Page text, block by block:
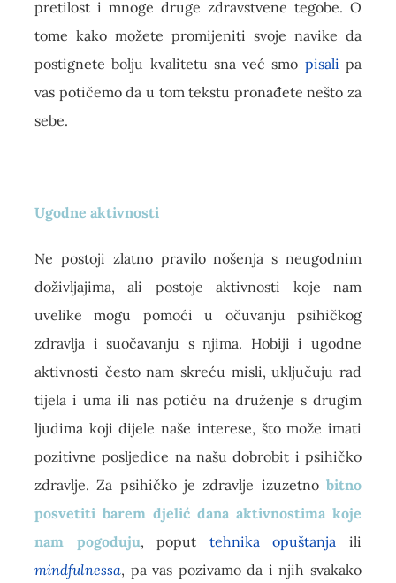
pretilost i mnoge druge zdravstvene tegobe. O
tome kako možete promijeniti svoje navike da
postignete bolju kvalitetu sna već smo pisali pa
vas potičemo da u tom tekstu pronađete nešto za
sebe.
Ugodne aktivnosti
Ne postoji zlatno pravilo nošenja s neugodnim
doživljajima, ali postoje aktivnosti koje nam
uvelike mogu pomoći u očuvanju psihičkog
zdravlja i suočavanju s njima. Hobiji i ugodne
aktivnosti često nam skreću misli, uključuju rad
tijela i uma ili nas potiču na druženje s drugim
ljudima koji dijele naše interese, što može imati
pozitivne posljedice na našu dobrobit i psihičko
zdravlje. Za psihičko je zdravlje izuzetnobitno
posvetiti barem djelić dana aktivnostima koje
nam pogoduju, poput tehnika opuštanja ili
mindfulnessa, pa vas pozivamo da i njih svakako